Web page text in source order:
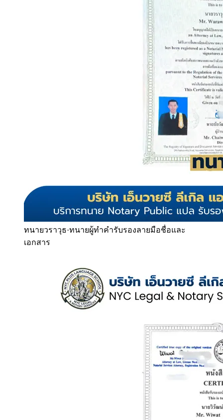
ทนายวราวุธ·ทนายผู้ทำคำรับรองลายมือชื่อและ
เอกสาร